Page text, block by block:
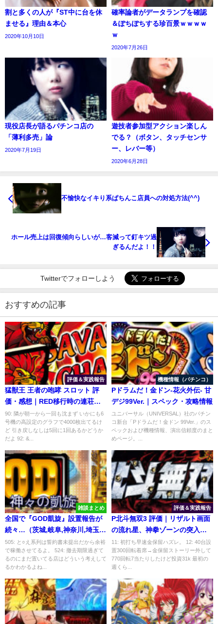
割と多くの人が『ST中に台を休
ませる』理由＆本心
2020年10月10日
確率論者がデータランプを確認
＆ぽちぽちする珍百景ｗｗｗｗ
ｗ
2020年7月26日
現役店長が語るパチンコ店の
「薄利多売」論
2020年7月19日
遊技者参加型アクション楽しん
でる？（ボタン、タッチセンサ
ー、レバー等）
2020年6月28日
不愉快なイキり系ぱちんこ店員への対処方法(^^)
ホール売上は回復傾向らしいが…客減って釘キツ過
ぎるんだよ！！
Twitterでフォローしよう
おすすめの記事
評価＆実践報告
猛獣王 王者の咆哮 スロット 評
価・感想｜RED移行時の連荘性
能
90: 隣が朝一から一回も沈まず いかにも6
号機の高設定のグラフで4000枚出てるけ
ど 引き戻しなしは5回に1回あるかどうか
だよ 92: &...
機種情報（パチンコ）
Pドラムだ！金ドン-花火外伝- 甘
デジ99Ver.｜スペック・攻略情報
ユニバーサル（UNIVERSAL）社のパチン
コ新台「Pドラムだ！金ドン 99Ver.」のス
ペックおよび機種情報、演出信頼度のまと
めページ。...
雑談まとめ
全国で『GOD凱旋』設置報告が
続々…（茨城,岐阜,神奈川,埼玉,
鳥取,東京etc…）
505: と○え系列は誓約書未提出だから余裕
で稼働させてるよ。 524: 撤去期限過ぎて
るのにまだ置いてる店はどういう考えして
るかわかるよね...
評価＆実践報告
P北斗無双3 評価｜リザルト画面
の流れ星、神拳ゾーンの突入煽
り
11: 初打ち早速金保留ハズレ。 12: 40台設
置300回転着席→金保留ストーリー外して
770回転7当たりしたけど投資31k 最初の
週くら...